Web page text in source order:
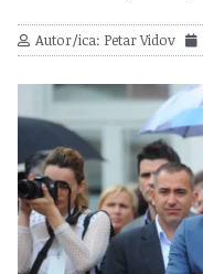
Autor/ica: Petar Vidov